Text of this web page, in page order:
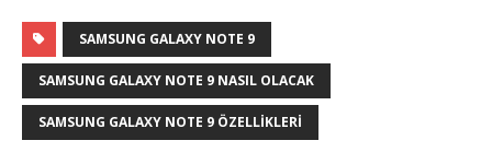
SAMSUNG GALAXY NOTE 9
SAMSUNG GALAXY NOTE 9 NASIL OLACAK
SAMSUNG GALAXY NOTE 9 ÖZELLIKLERI